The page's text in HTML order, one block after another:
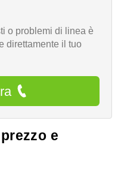
o problemi di linea è
direttamente il tuo
e